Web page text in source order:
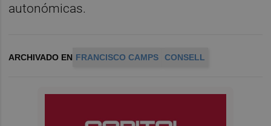
autonómicas.
ARCHIVADO EN FRANCISCO CAMPS CONSELL